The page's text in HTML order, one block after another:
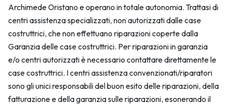
Archimede Oristano e operano in totale autonomia. Trattasi di
centri assistenza specializzati, non autorizzati dalle case
costruttrici, che non effettuano riparazioni coperte dalla
Garanzia delle case costruttrici. Per riparazioni in garanzia
e/o centri autorizzati è necessario contattare direttamente le
case costruttrici. I centri assistenza convenzionati/riparatori
sono gli unici responsabili del buon esito delle riparazioni, della
fatturazione e della garanzia sulle riparazioni, esonerando il